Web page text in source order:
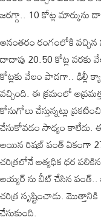
జరగ్గా.. 10 కోట్ల మార్కును
అనంతరం రంగంలోకి వచ్చిన
దాదాపు 20.50 కోట్ల వరకు
కోట్లకు వేలం పాడగా.. ఢిల్లీ
వచ్చింది. ఈ క్రమంలో
కోనుగోలు చేస్తున్నట్లు
చేసుకోవడం సాధ్యం కాలేదు.
అయిన రిషబ్ పంత్ ఏకంగా
చరిత్రలోనే అత్యధిక ధర
అయ్యర్ ను బీట్ చేసిన
చరిత్ర సృష్టించాడు.
చేసుకుంది.